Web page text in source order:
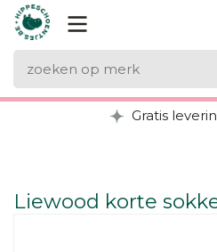
Gratis
Liewood korte